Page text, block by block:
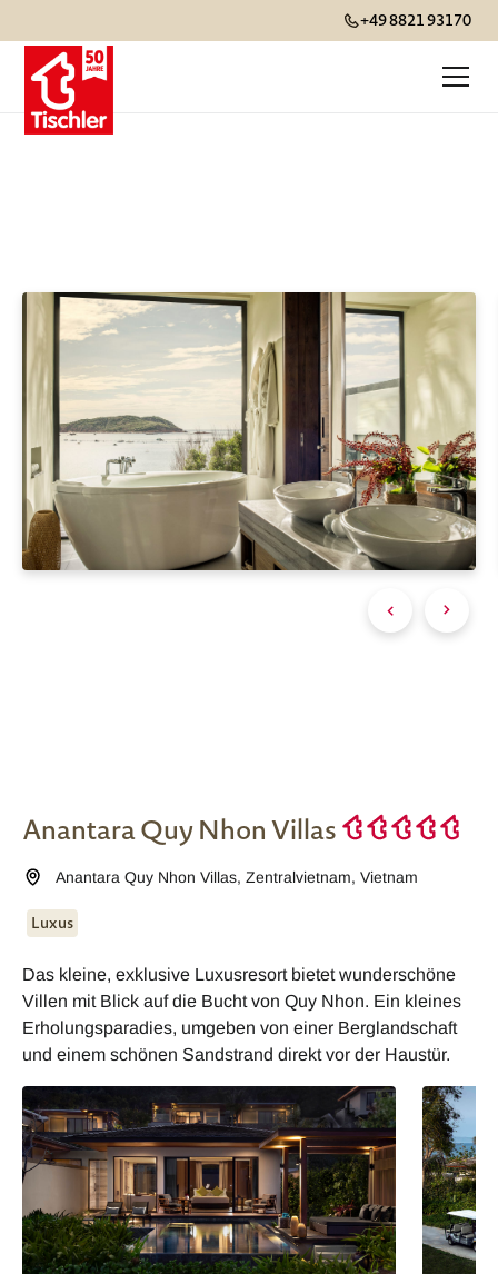
+49 8821 93170
Anantara Quy Nhon Villas
Anantara Quy Nhon Villas,Zentralvietnam,Vietnam
Luxus
Das kleine, exklusive Luxusresort bietet wunderschöne
Villen mit Blick auf die Bucht von Quy Nhon. Ein kleines
Erholungsparadies, umgeben von einer Berglandschaft
und einem schönen Sandstrand direkt vor der Haustür.